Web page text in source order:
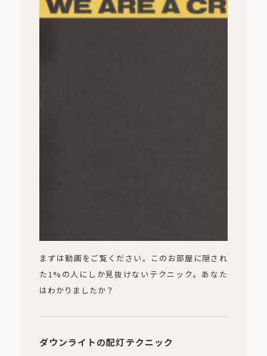
まずは動画をご覧ください。このお部屋に隠され
た1%の人にしか見抜けないテクニック。あなた
はわかりましたか？
ダウンライトの配灯テクニック